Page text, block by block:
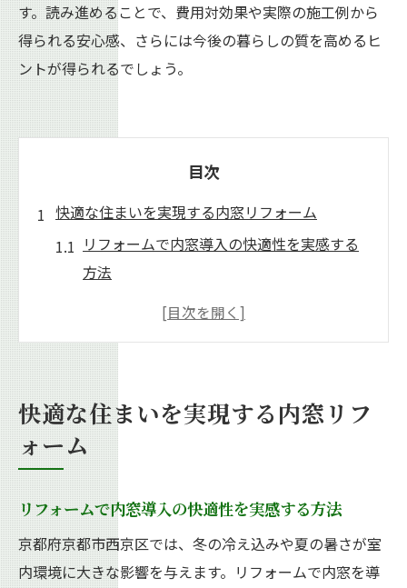
す。読み進めることで、費用対効果や実際の施工例から
得られる安心感、さらには今後の暮らしの質を高めるヒ
ントが得られるでしょう。
目次
快適な住まいを実現する内窓リフォーム
リフォームで内窓導入の快適性を実感する
方法
断熱・防音が叶うリフォームの基礎知識
窓の選び方
快適な住環境を作るリフォームのポイント
解説
リフォームで変わる日常！内窓設置のメリ
ット
断熱効果で夏冬も心地良い住環境へ
リフォームによる断熱性向上の仕組みを解
説
快適な住まいを実現する内窓リフ
ォーム
リフォームで内窓導入の快適性を実感する方法
京都府京都市西京区では、冬の冷え込みや夏の暑さが室
内環境に大きな影響を与えます。リフォームで内窓を導